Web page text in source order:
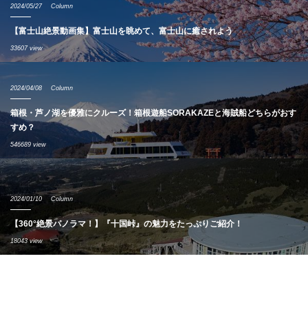
2024/05/27 Column
【富士山絶景動画集】富士山を眺めて、富士山に癒されよう
33607 view
2024/04/08 Column
箱根・芦ノ湖を優雅にクルーズ！箱根遊船SORAKAZEと海賊船どちらがおす
すめ？
546689 view
2024/01/10 Column
【360°絶景パノラマ！】『十国峠』の魅力をたっぷりご紹介！
18043 view